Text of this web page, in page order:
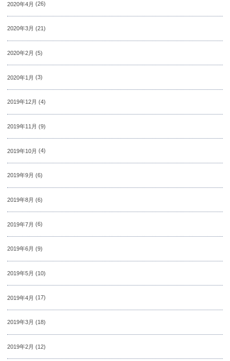
2020年4月 (26)
2020年3月 (21)
2020年2月 (5)
2020年1月 (3)
2019年12月 (4)
2019年11月 (9)
2019年10月 (4)
2019年9月 (6)
2019年8月 (6)
2019年7月 (6)
2019年6月 (9)
2019年5月 (10)
2019年4月 (17)
2019年3月 (18)
2019年2月 (12)